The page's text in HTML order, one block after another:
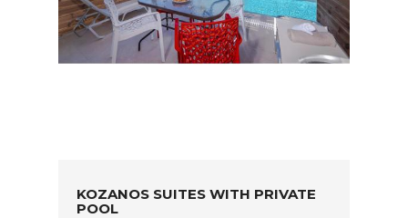
KOZANOS SUITES WITH PRIVATE
POOL